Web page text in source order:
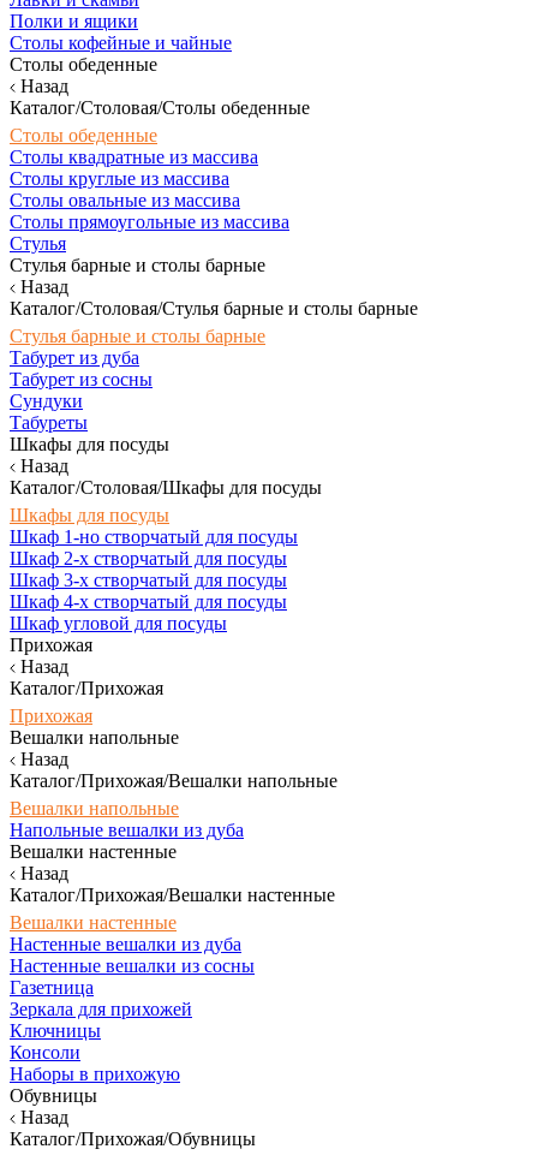
Полки и ящики
Столы кофейные и чайные
Столы обеденные
Назад
Каталог/Столовая/Столы обеденные
Столы обеденные
Столы квадратные из массива
Столы круглые из массива
Столы овальные из массива
Столы прямоугольные из массива
Стулья
Стулья барные и столы барные
Назад
Каталог/Столовая/Стулья барные и столы барные
Стулья барные и столы барные
Табурет из дуба
Табурет из сосны
Сундуки
Табуреты
Шкафы для посуды
Назад
Каталог/Столовая/Шкафы для посуды
Шкафы для посуды
Шкаф 1-но створчатый для посуды
Шкаф 2-х створчатый для посуды
Шкаф 3-х створчатый для посуды
Шкаф 4-х створчатый для посуды
Шкаф угловой для посуды
Прихожая
Назад
Каталог/Прихожая
Прихожая
Вешалки напольные
Назад
Каталог/Прихожая/Вешалки напольные
Вешалки напольные
Напольные вешалки из дуба
Вешалки настенные
Назад
Каталог/Прихожая/Вешалки настенные
Вешалки настенные
Настенные вешалки из дуба
Настенные вешалки из сосны
Газетница
Зеркала для прихожей
Ключницы
Консоли
Наборы в прихожую
Обувницы
Назад
Каталог/Прихожая/Обувницы